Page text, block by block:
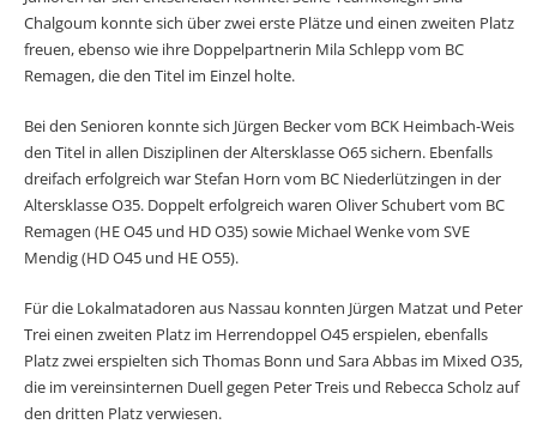
Chalgoum konnte sich über zwei erste Plätze und einen zweiten Platz
freuen, ebenso wie ihre Doppelpartnerin Mila Schlepp vom BC
Remagen, die den Titel im Einzel holte.
Bei den Senioren konnte sich Jürgen Becker vom BCK Heimbach-Weis
den Titel in allen Disziplinen der Altersklasse O65 sichern. Ebenfalls
dreifach erfolgreich war Stefan Horn vom BC Niederlützingen in der
Altersklasse O35. Doppelt erfolgreich waren Oliver Schubert vom BC
Remagen (HE O45 und HD O35) sowie Michael Wenke vom SVE
Mendig (HD O45 und HE O55).
Für die Lokalmatadoren aus Nassau konnten Jürgen Matzat und Peter
Trei einen zweiten Platz im Herrendoppel O45 erspielen, ebenfalls
Platz zwei erspielten sich Thomas Bonn und Sara Abbas im Mixed O35,
die im vereinsinternen Duell gegen Peter Treis und Rebecca Scholz auf
den dritten Platz verwiesen.